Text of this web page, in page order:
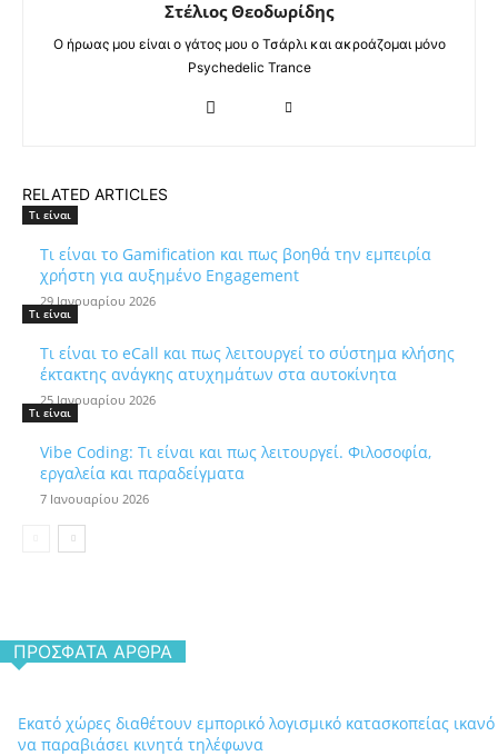
Στέλιος Θεοδωρίδης
Ο ήρωας μου είναι ο γάτος μου ο Τσάρλι και ακροάζομαι μόνο
Psychedelic Trance
RELATED ARTICLES
Τι είναι
Τι είναι το Gamification και πως βοηθά την εμπειρία
χρήστη για αυξημένο Engagement
29 Ιανουαρίου 2026
Τι είναι
Τι είναι το eCall και πως λειτουργεί το σύστημα κλήσης
έκτακτης ανάγκης ατυχημάτων στα αυτοκίνητα
25 Ιανουαρίου 2026
Τι είναι
Vibe Coding: Τι είναι και πως λειτουργεί. Φιλοσοφία,
εργαλεία και παραδείγματα
7 Ιανουαρίου 2026
ΠΡΌΣΦΑΤΑ ΆΡΘΡΑ
Εκατό χώρες διαθέτουν εμπορικό λογισμικό κατασκοπείας ικανό
να παραβιάσει κινητά τηλέφωνα